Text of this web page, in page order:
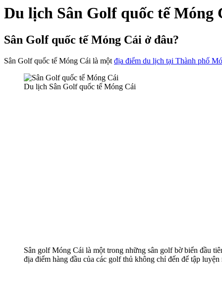
Du lịch Sân Golf quốc tế Móng
Sân Golf quốc tế Móng Cái ở đâu?
Sân Golf quốc tế Móng Cái là một địa điểm du lịch tại Thành phố
Du lịch Sân Golf quốc tế Móng Cái
Sân golf Móng Cái là một trong những sân golf bờ biển đầu
địa điểm hàng đầu của các golf thủ không chỉ đến để tập